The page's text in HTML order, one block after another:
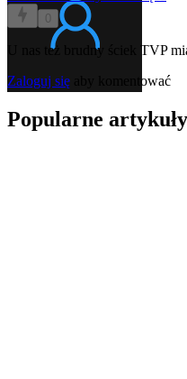
0
U nas też brudny ściek TVP
Zaloguj się aby komentować
Popularne artykuły